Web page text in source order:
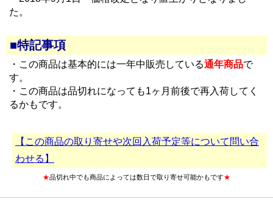
た。
■特記事項
・この商品は基本的には一年中販売している通年商品で
す。
・この商品は品切れになっても1ヶ月前後で再入荷してく
るかもです。
【この商品の取り寄せや次回入荷予定等について問い合
わせる】
★品切れ中でも商品によっては数日で取り寄せ可能かもです★